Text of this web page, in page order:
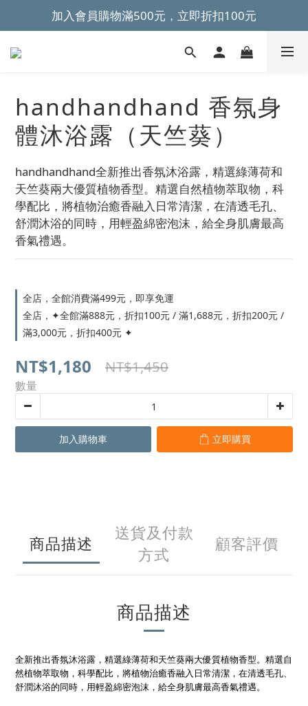
~全館滿499元免運~
~全館滿499元免運~
加入會員購物滿500元，立即折扣100元
handhandhand 香氛身
體沐浴露（天竺葵）
handhandhand全新推出香氛沐浴露，精選綠薄荷和
天竺葵兩大優質植物香型。精選自然植物萃取物，科
學配比，將植物治癒香融入日常清潔，在清透毛孔、
舒潤沐浴的同時，用輕盈綿密泡沫，給全身肌膚最高
香氣禮遇。
全店，全館消費滿499元，即享免運
全店，✦全館滿888元，折扣100元 / 滿1,688元，折扣200元 /
滿3,000元，折扣400元 ✦
NT$1,180 NT$1,450
數量
加入購物車 立即購買
商品描述
送貨及付款
方式
顧客評價
商品描述
全新推出香氛沐浴露，精選綠薄荷和天竺葵兩大優質植物香型。精選自
然植物萃取物，科學配比，將植物治癒香融入日常清潔，在清透毛孔、
舒潤沐浴的同時，用輕盈綿密泡沫，給全身肌膚最高香氣禮遇。